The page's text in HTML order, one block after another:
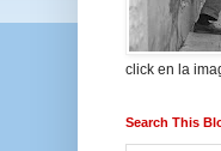
click en la
Search This